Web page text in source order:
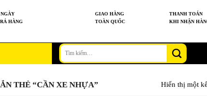
NGÀY
HÀNG
GIAO HÀNG
TOÀN QUỐC
THANH TOÁN
KHI NHẬN
Tìm
kiếm:
THẺ “CẦN XE NHỰA” Hiển thị một